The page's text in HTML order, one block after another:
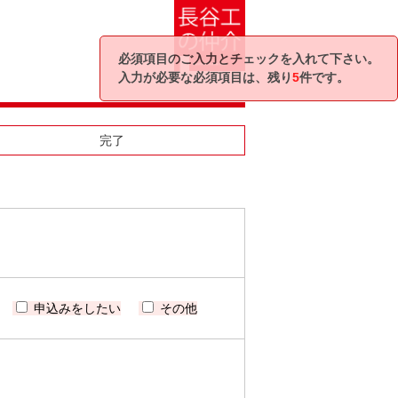
完了
申込みをしたい その他
必須項目のご入力とチェックを入れて下さい。
入力が必要な必須項目は、残り5件です。